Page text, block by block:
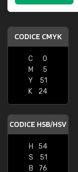
CODICE CMYK
C
0
M
5
Y
51
K
24
CODICE HSB/HSV
H
54
S
51
B
76